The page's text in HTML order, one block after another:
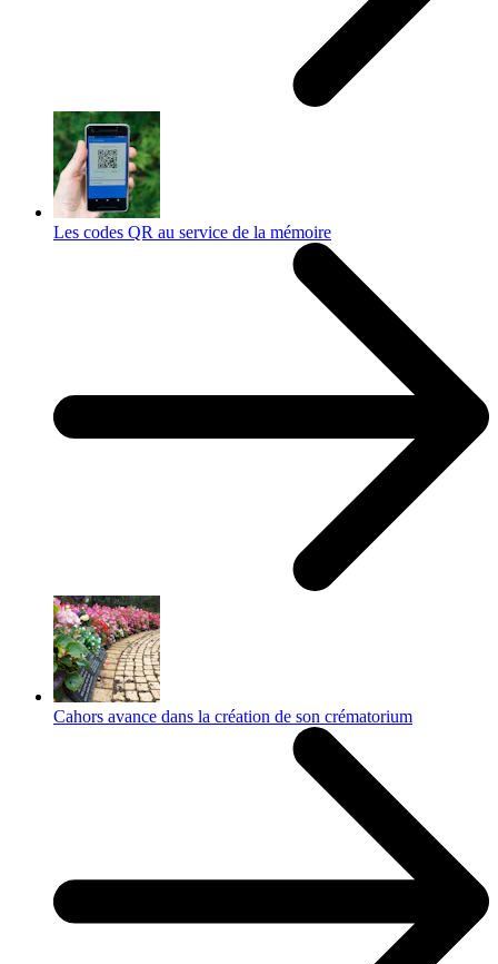
Les codes QR au service de la mémoire
Cahors avance dans la création de son crématorium